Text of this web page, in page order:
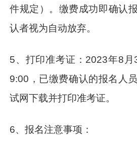
件规定）。缴费成功即确认
认者视为自动放弃。
5、打印准考证：2023年8月
9:00，已缴费确认的报名人
试网下载并打印准考证。
6、报名注意事项：